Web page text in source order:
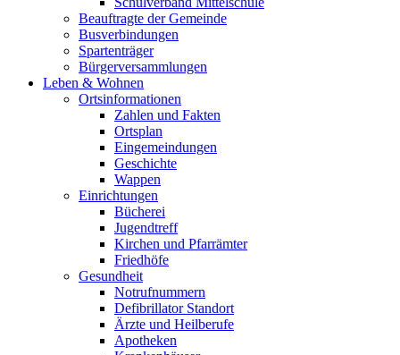
Beauftragte der Gemeinde
Busverbindungen
Spartenträger
Bürgerversammlungen
Leben & Wohnen
Ortsinformationen
Zahlen und Fakten
Ortsplan
Eingemeindungen
Geschichte
Wappen
Einrichtungen
Bücherei
Jugendtreff
Kirchen und Pfarrämter
Friedhöfe
Gesundheit
Notrufnummern
Defibrillator Standort
Ärzte und Heilberufe
Apotheken